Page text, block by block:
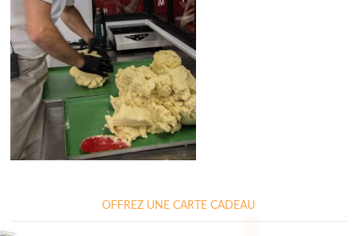
OFFREZ UNE CARTE CADEAU